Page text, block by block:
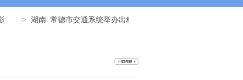
湖南: 常德市交通系统举办出租车驾驶员创文专题培训班